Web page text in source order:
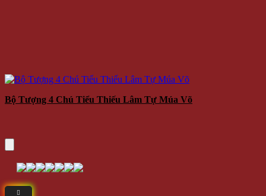
Bộ Tượng 4 Chú Tiểu Thiếu Lâm Tự Múa Võ